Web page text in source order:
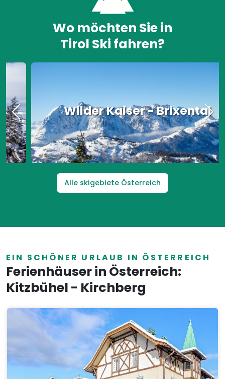
Wo möchten Sie in
Tirol Ski fahren?
Wilder Kaiser - Brixental
Alle skigebiete Österreich
EIN SCHÖNER URLAUB IN ÖSTERREICH
Ferienhäuser in Österreich:
Kitzbühel - Kirchberg